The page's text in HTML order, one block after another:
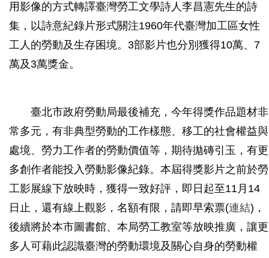
用影像的方式轉譯臺灣勞工文學詩人李昌憲先生的詩
集，以詩意紀錄片形式關注1960年代臺灣加工區女性
工人的勞動及生存困境。3部影片也分別獲得10萬、7
萬及3萬獎金。
臺北市政府勞動局最後補充，今年得獎作品題材非
常多元，有非典型勞動的工作樣態、移工的社會權益與
處境、勞力工作者的勞動價值等，期待拋磚引玉，有更
多創作者能投入勞動影像紀錄。本屆得獎影片之前於勞
工影展線下放映時，獲得一致好評，即日起至11月14
日止，還有線上觀影，名額有限，請即早索票(連結)，
後續將於本市圖書館、本局勞工教室等放映推廣，讓更
多人可藉此認識臺灣的勞動環境及關心自身的勞動權